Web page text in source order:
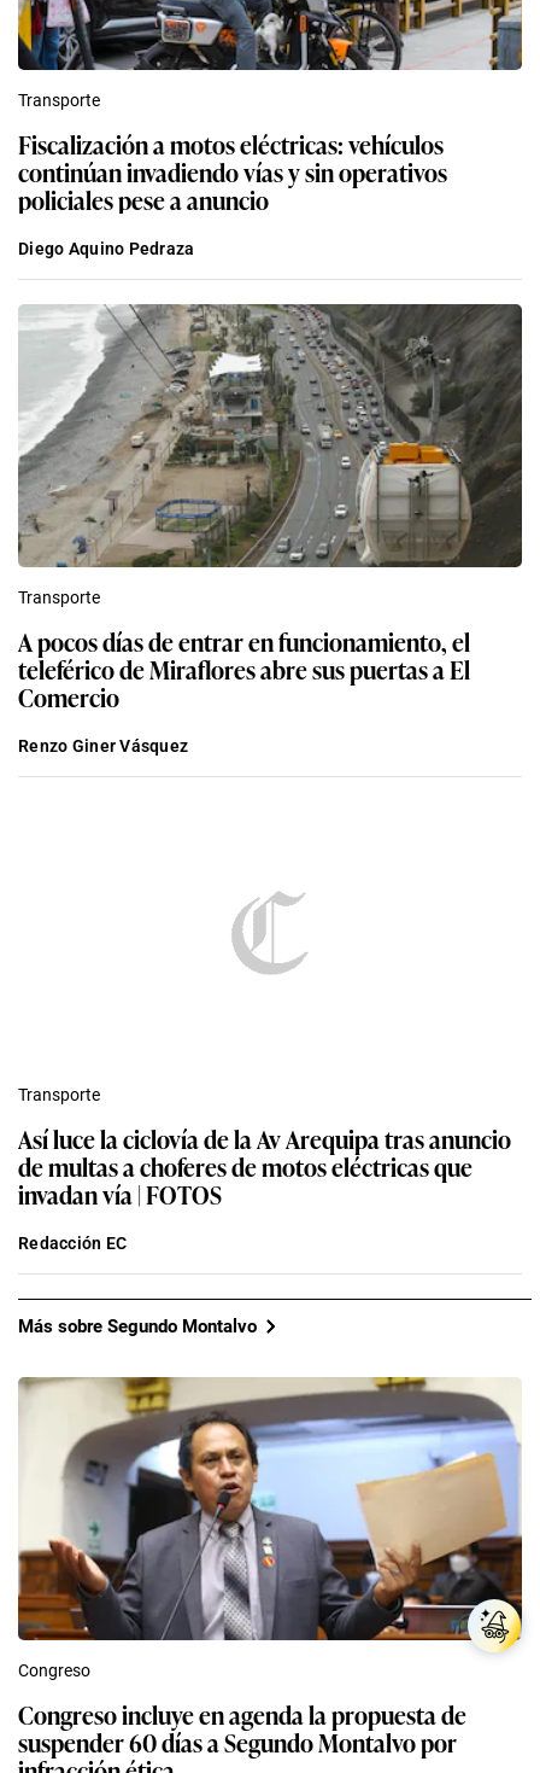
Transporte
Fiscalización a motos eléctricas: vehículos
continúan invadiendo vías y sin operativos
policiales pese a anuncio
Diego Aquino Pedraza
Transporte
A pocos días de entrar en funcionamiento, el
teleférico de Miraflores abre sus puertas a El
Comercio
Renzo Giner Vásquez
Transporte
Así luce la ciclovía de la Av Arequipa tras anuncio
de multas a choferes de motos eléctricas que
invadan vía | FOTOS
Redacción EC
Más sobre Segundo Montalvo
Congreso
Congreso incluye en agenda la propuesta de
suspender 60 días a Segundo Montalvo por